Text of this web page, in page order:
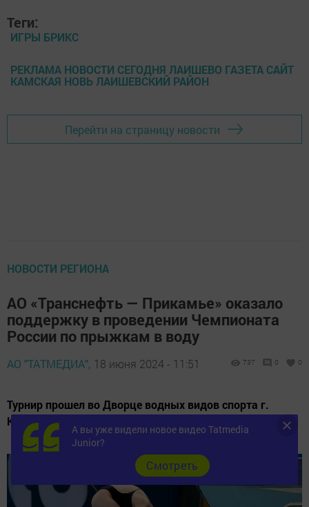
Теги:
ИГРЫ БРИКС
РЕКЛАМА НОВОСТИ СЕГОДНЯ ЛАИШЕВО ГАЗЕТА САЙТ
КАМСКАЯ НОВЬ ЛАИШЕВСКИЙ РАЙОН
Перейти на страницу новости
НОВОСТИ РЕГИОНА
АО «Транснефть — Прикамье» оказало
поддержку в проведении Чемпионата
России по прыжкам в воду
АО "ТАТМЕДИА", 18 июня 2024 - 11:51 737 0 0
Турнир прошел во Дворце водных видов спорта г.
Казани Республики Татарстан.
А вы уже видели новое видео Tatmedia
Junior?
Cмотреть